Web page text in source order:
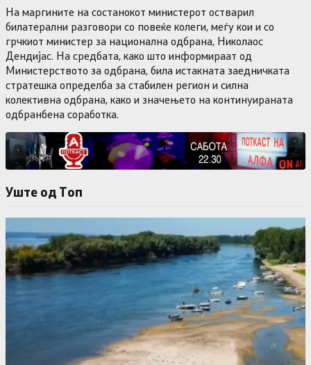
На маргините на состанокот министерот остварил
билатерални разговори со повеќе колеги, меѓу кои и со
грчкиот министер за национална одбрана, Николаос
Дендијас. На средбата, како што информираат од
Министерството за одбрана, била истакната заедничката
стратешка определба за стабилен регион и силна
колективна одбрана, како и значењето на континуираната
одбранбена соработка.
Уште од Tоп